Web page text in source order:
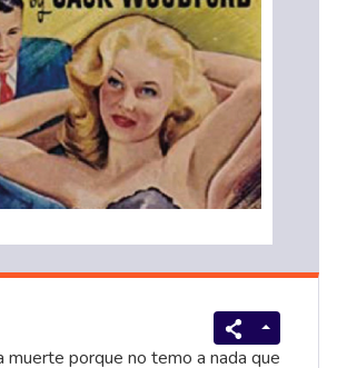
muerte porque no temo a nada que